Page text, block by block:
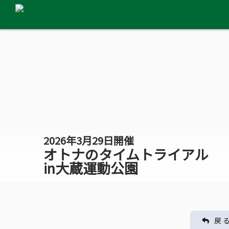
2026年3月29日開催
オトナのタイムトライアル
in大蔵運動公園
戻